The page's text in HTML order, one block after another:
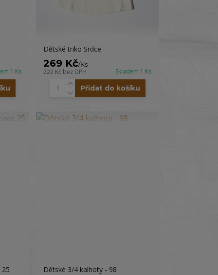
1 Ks
Dětské triko Srdce
269 Kč/Ks
222 Kč bez DPH Skladem 1 Ks
Přidat do košíku
Dětské 3/4 kalhoty - 98